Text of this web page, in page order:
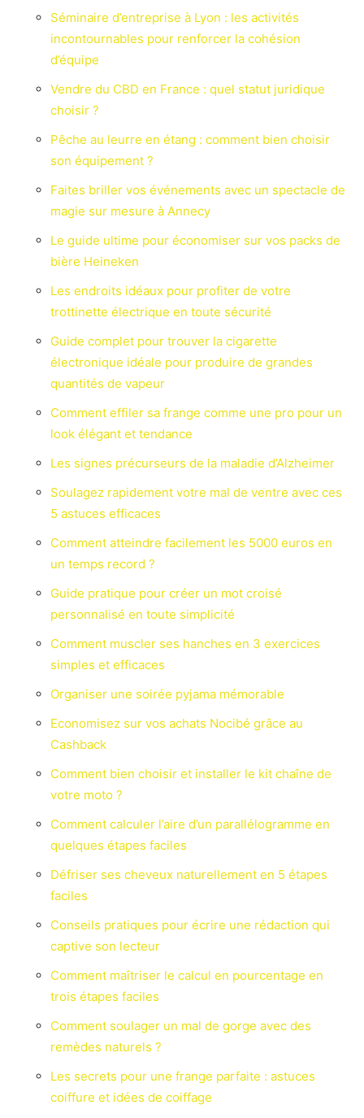
Séminaire d’entreprise à Lyon : les activités
incontournables pour renforcer la cohésion
d’équipe
Vendre du CBD en France : quel statut juridique
choisir ?
Pêche au leurre en étang : comment bien choisir
son équipement ?
Faites briller vos événements avec un spectacle de
magie sur mesure à Annecy
Le guide ultime pour économiser sur vos packs de
bière Heineken
Les endroits idéaux pour profiter de votre
trottinette électrique en toute sécurité
Guide complet pour trouver la cigarette
électronique idéale pour produire de grandes
quantités de vapeur
Comment effiler sa frange comme une pro pour un
look élégant et tendance
Les signes précurseurs de la maladie d’Alzheimer
Soulagez rapidement votre mal de ventre avec ces
5 astuces efficaces
Comment atteindre facilement les 5000 euros en
un temps record ?
Guide pratique pour créer un mot croisé
personnalisé en toute simplicité
Comment muscler ses hanches en 3 exercices
simples et efficaces
Organiser une soirée pyjama mémorable
Economisez sur vos achats Nocibé grâce au
Cashback
Comment bien choisir et installer le kit chaîne de
votre moto ?
Comment calculer l’aire d’un parallélogramme en
quelques étapes faciles
Défriser ses cheveux naturellement en 5 étapes
faciles
Conseils pratiques pour écrire une rédaction qui
captive son lecteur
Comment maîtriser le calcul en pourcentage en
trois étapes faciles
Comment soulager un mal de gorge avec des
remèdes naturels ?
Les secrets pour une frange parfaite : astuces
coiffure et idées de coiffage